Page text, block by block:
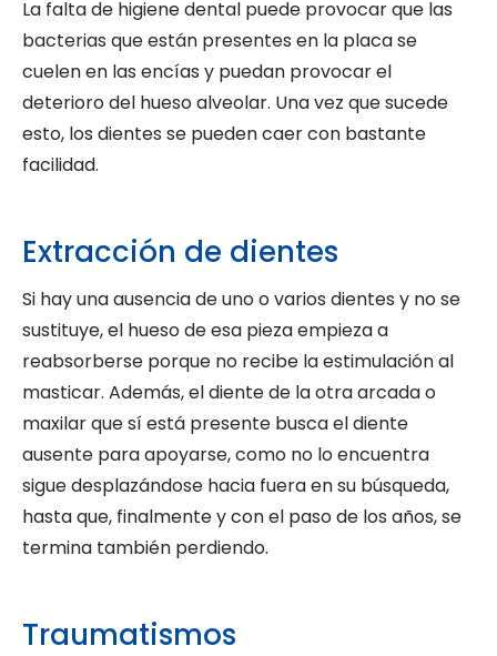
La falta de higiene dental puede provocar que las
bacterias que están presentes en la placa se
cuelen en las encías y puedan provocar el
deterioro del hueso alveolar. Una vez que sucede
esto, los dientes se pueden caer con bastante
facilidad.
Extracción de dientes
Si hay una ausencia de uno o varios dientes y no se
sustituye, el hueso de esa pieza empieza a
reabsorberse porque no recibe la estimulación al
masticar. Además, el diente de la otra arcada o
maxilar que sí está presente busca el diente
ausente para apoyarse, como no lo encuentra
sigue desplazándose hacia fuera en su búsqueda,
hasta que, finalmente y con el paso de los años, se
termina también perdiendo.
Traumatismos